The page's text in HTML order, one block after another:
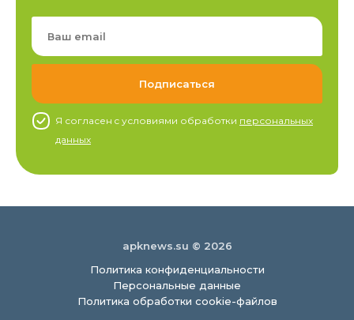
Я согласен c условиями обработки персональных
данных
apknews.su © 2026
Политика конфиденциальности
Персональные данные
Политика обработки cookie-файлов